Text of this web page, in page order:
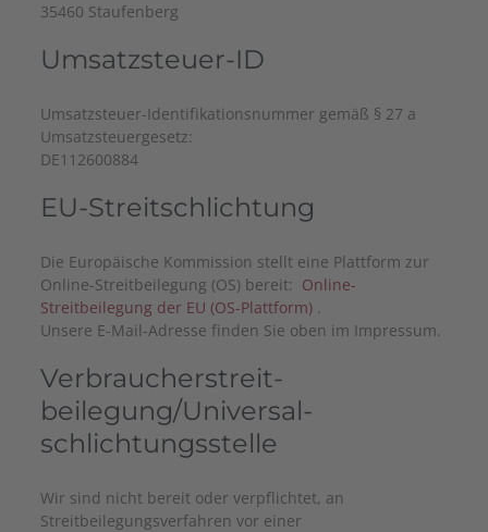
35460 Staufenberg
Umsatzsteuer-ID
Umsatzsteuer-Identifikationsnummer gemäß § 27 a
Umsatzsteuergesetz:
DE112600884
EU-Streitschlichtung
Die Europäische Kommission stellt eine Plattform zur
Online-Streitbeilegung (OS) bereit: Online-
Streitbeilegung der EU (OS-Plattform) .
Unsere E-Mail-Adresse finden Sie oben im Impressum.
Verbraucher­streit­
beilegung/Universal­
schlichtungs­stelle
Wir sind nicht bereit oder verpflichtet, an
Streitbeilegungsverfahren vor einer